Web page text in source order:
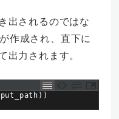
出されるのではな
作成され、直下に
出力されます。
) )